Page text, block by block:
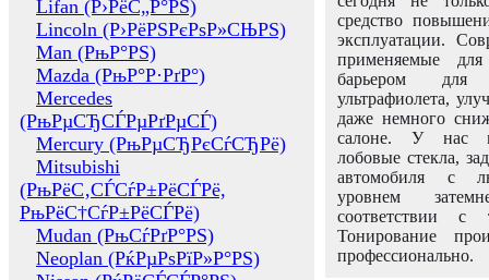
Lifan (Р›РёС„Р°РЅ)
Lincoln (Р›РёРЅРєРѕР»СЊРЅ)
Man (РњР°РЅ)
Mazda (РњР°Р·РґР°)
Mercedes
(РњРµСЂСЃРµРґРµСЃ)
Mercury (РњРµСЂРєСѓСЂРё)
Mitsubishi
(РњРёС‚СЃСѓР±РёСЃРё,
РњРёС†СѓР±РёСЃРё)
Mudan (РњСѓРґР°РЅ)
Neoplan (РќРµРѕРїР»Р°РЅ)
средство
эксплуатации.
применяемые
барьером для
ультрафиолета,
даже немного
салоне. У нас
лобовые стекла,
автомобиля с
уровнем
соответствии с
Тонирование
профессионально.